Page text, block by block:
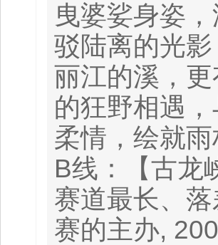
曳婆娑身姿
驳陆离的光
丽江的溪，
的狂野相遇
柔情，绘就雨
B线：【古龙
赛道最长、
赛的主办,